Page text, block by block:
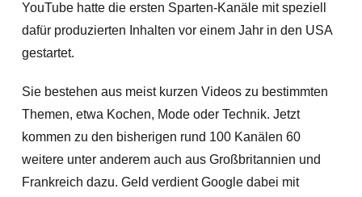
YouTube hatte die ersten Sparten-Kanäle mit speziell
dafür produzierten Inhalten vor einem Jahr in den USA
gestartet.
Sie bestehen aus meist kurzen Videos zu bestimmten
Themen, etwa Kochen, Mode oder Technik. Jetzt
kommen zu den bisherigen rund 100 Kanälen 60
weitere unter anderem auch aus Großbritannien und
Frankreich dazu. Geld verdient Google dabei mit